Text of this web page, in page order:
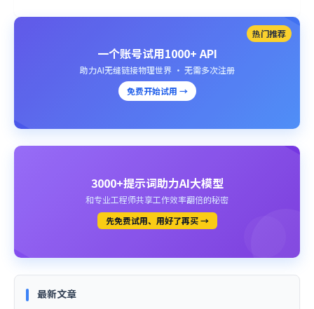
热门推荐
一个账号试用1000+ API
助力AI无缝链接物理世界 · 无需多次注册
免费开始试用 →
3000+提示词助力AI大模型
和专业工程师共享工作效率翻倍的秘密
先免费试用、用好了再买 →
最新文章